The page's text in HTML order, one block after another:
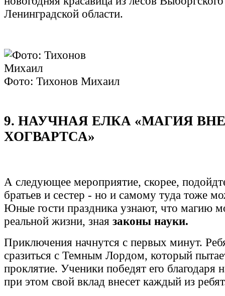
Ленинградской области.
Фото: Тихонов Михаил
9. НАУЧНАЯ ЕЛКА «МАГИЯ ВНЕ
ХОГВАРТСА»
А следующее мероприятие, скорее,
братьев и сестер - но и самому туда тоже
Юные гости праздника узнают, что магию
реальной жизни, зная законы науки.
Приключения начнутся с первых минут.
сразиться с Темным Лордом, который
проклятие. Ученики победят его благодаря
при этом свой вклад внесет каждый из